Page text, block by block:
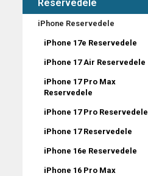
Reservedele
iPhone Reservedele
iPhone 17e Reservedele
iPhone 17 Air Reservedele
iPhone 17 Pro Max
Reservedele
iPhone 17 Pro Reservedele
iPhone 17 Reservedele
iPhone 16e Reservedele
iPhone 16 Pro Max